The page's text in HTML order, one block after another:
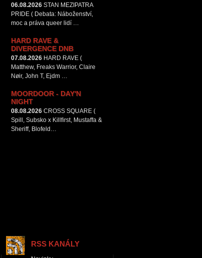
06.08.2026 STAN MEZIPATRA
PRIDE ( Debata: Náboženství,
moc a práva queer lidí …
HARD RAVE &
DIVERGENCE DNB
07.08.2026 HARD RAVE (
Matthew, Freaks Warrior, Claire
Nøir, John T, Ejdm …
MOORDOOR - DAY'N
NIGHT
08.08.2026 CROSS SQUARE (
Spill, Subsko x Killfirst, Mustaffa &
Sheriff, Blofeld…
RSS KANÁLY